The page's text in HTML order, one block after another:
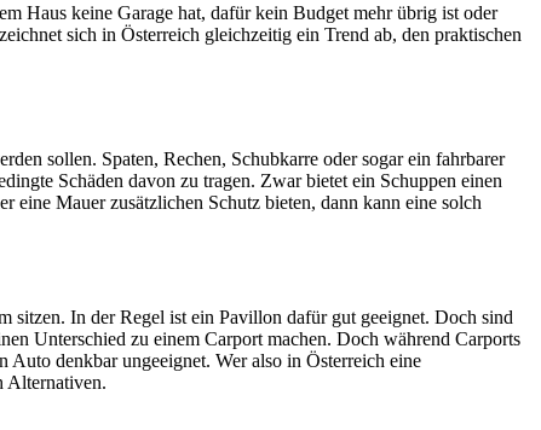
Haus keine Garage hat, dafür kein Budget mehr übrig ist oder
sich in Österreich gleichzeitig ein Trend ab, den praktischen
sollen. Spaten, Rechen, Schubkarre oder sogar ein fahrbarer
Schäden davon zu tragen. Zwar bietet ein Schuppen einen
eine Mauer zusätzlichen Schutz bieten, dann kann eine solch
sitzen. In der Regel ist ein Pavillon dafür gut geeignet. Doch sind
Unterschied zu einem Carport machen. Doch während Carports
denkbar ungeeignet. Wer also in Österreich eine
Alternativen.